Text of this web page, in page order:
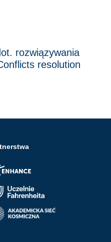
rozwiązywania
resolution